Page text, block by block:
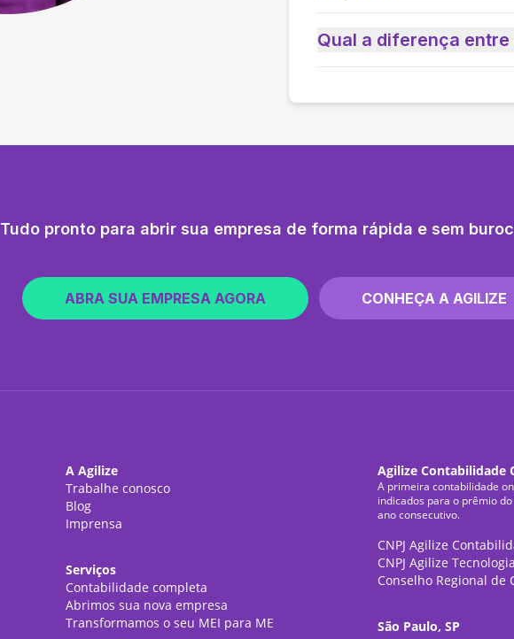
Qual a diferença
Tudo pronto para abrir sua empresa de forma rápida e sem
ABRA SUA EMPRESA AGORA CONHEÇA A AGILIZE
A Agilize
Trabalhe conosco
Blog
Imprensa
Serviços
Contabilidade completa
Abrimos sua nova empresa
Transformamos o seu MEI para ME
Agilize Contabilidade
A primeira contabilidade
indicados para o prêmio
ano consecutivo.
CNPJ Agilize
CNPJ Agilize
Conselho Regional de
São Paulo, SP